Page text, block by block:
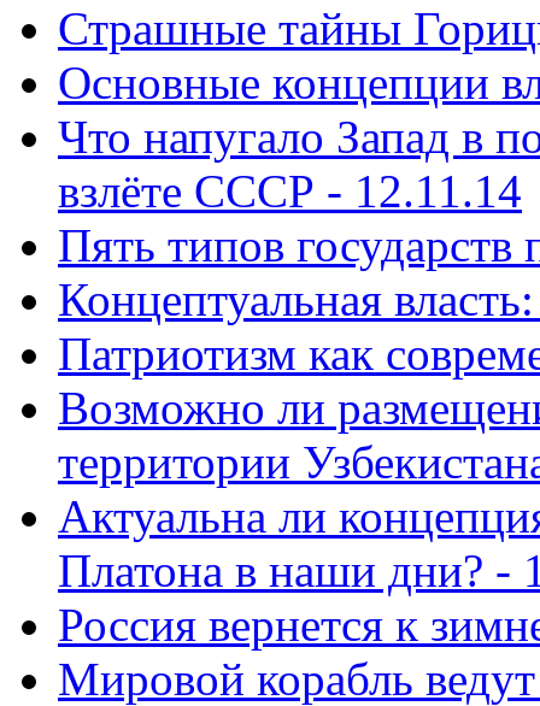
Страшные тайны
Основные концепции
Что напугало Запад в
взлёте СССР - 12.11.14
Пять типов
Концептуальная
Патриотизм как
Возможно ли
территории
Актуальна ли
Платона в наши дни? -
Россия вернется к
Мировой корабль